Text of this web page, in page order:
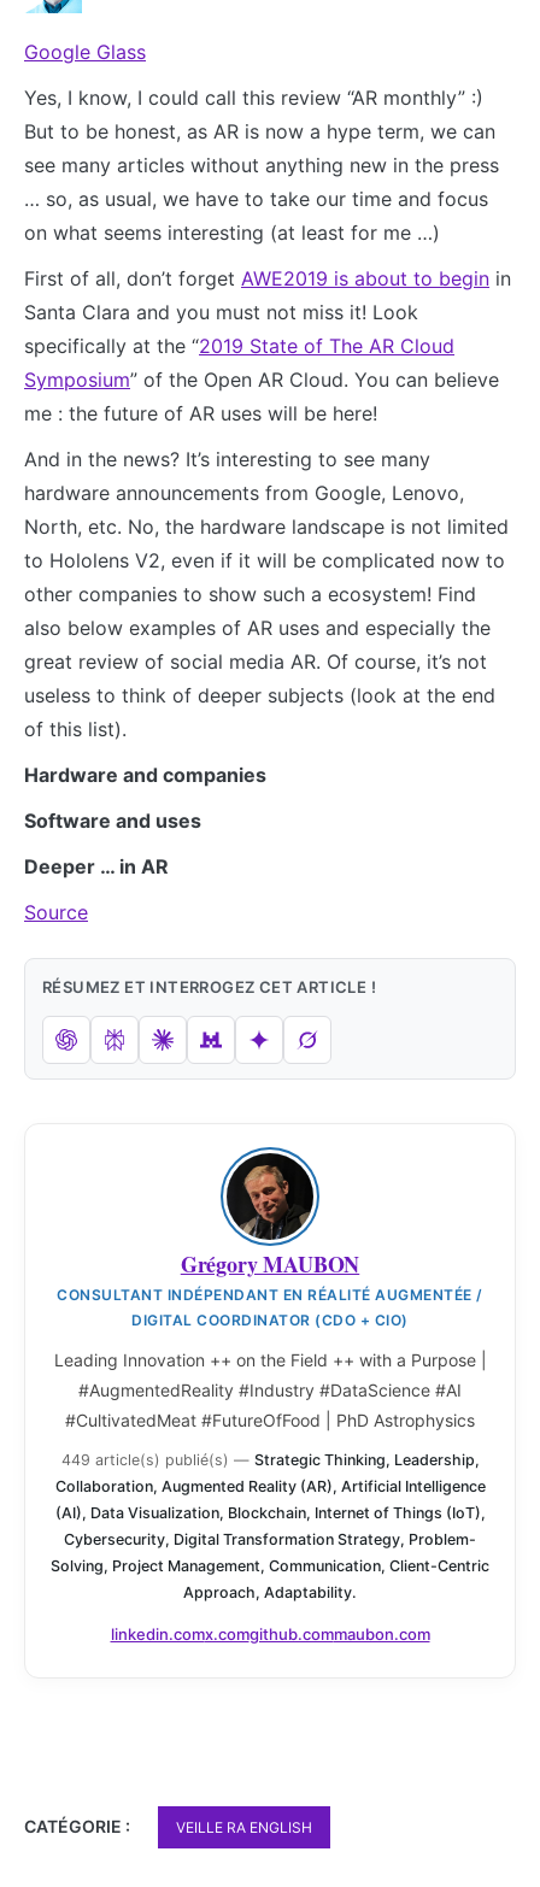
Google Glass
Yes, I know, I could call this review “AR monthly” :)
But to be honest, as AR is now a hype term, we can
see many articles without anything new in the press
… so, as usual, we have to take our time and focus
on what seems interesting (at least for me …)
First of all, don’t forget AWE2019 is about to begin in
Santa Clara and you must not miss it! Look
specifically at the “2019 State of The AR Cloud
Symposium” of the Open AR Cloud. You can believe
me : the future of AR uses will be here!
And in the news? It’s interesting to see many
hardware announcements from Google, Lenovo,
North, etc. No, the hardware landscape is not limited
to Hololens V2, even if it will be complicated now to
other companies to show such a ecosystem! Find
also below examples of AR uses and especially the
great review of social media AR. Of course, it’s not
useless to think of deeper subjects (look at the end
of this list).
Hardware and companies
Software and uses
Deeper … in AR
Source
RÉSUMEZ ET INTERROGEZ CET ARTICLE !
Grégory MAUBON
CONSULTANT INDÉPENDANT EN RÉALITÉ AUGMENTÉE /
DIGITAL COORDINATOR (CDO + CIO)
Leading Innovation ++ on the Field ++ with a Purpose |
#AugmentedReality #Industry #DataScience #AI
#CultivatedMeat #FutureOfFood | PhD Astrophysics
449 article(s) publié(s) — Strategic Thinking, Leadership,
Collaboration, Augmented Reality (AR), Artificial Intelligence
(AI), Data Visualization, Blockchain, Internet of Things (IoT),
Cybersecurity, Digital Transformation Strategy, Problem-
Solving, Project Management, Communication, Client-Centric
Approach, Adaptability.
linkedin.comx.comgithub.commaubon.com
CATÉGORIE : VEILLE RA ENGLISH